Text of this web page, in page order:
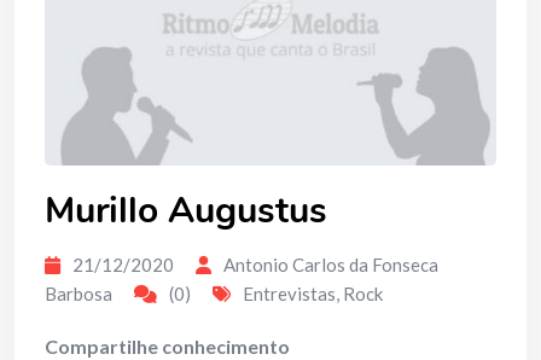
Murillo Augustus
21/12/2020
Antonio Carlos da Fonseca
Barbosa
(0) Entrevistas, Rock
Compartilhe conhecimento